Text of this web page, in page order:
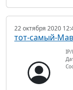
22 октября 2020
тот-самый-